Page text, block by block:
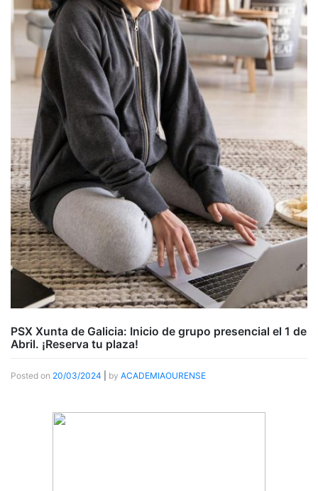
PSX Xunta de Galicia: Inicio de grupo presencial el 1 de
Abril. ¡Reserva tu plaza!
Posted on 20/03/2024 by ACADEMIAOURENSE